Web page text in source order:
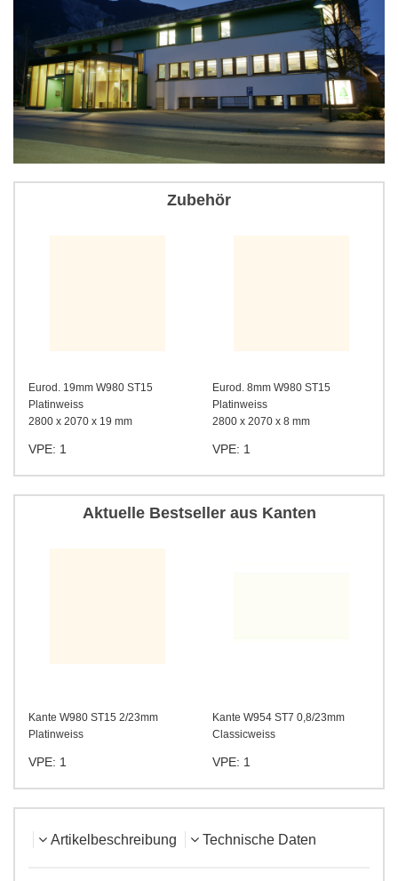
Zubehör
Eurod. 19mm W980 ST15
Platinweiss
2800 x 2070 x 19 mm
VPE: 1
Eurod. 8mm W980 ST15
Platinweiss
2800 x 2070 x 8 mm
VPE: 1
Aktuelle Bestseller aus Kanten
Kante W980 ST15 2/23mm
Platinweiss
VPE: 1
Kante W954 ST7 0,8/23mm
Classicweiss
VPE: 1
Artikelbeschreibung Technische Daten